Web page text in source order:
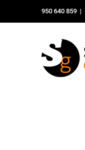
al
950 640 859 |